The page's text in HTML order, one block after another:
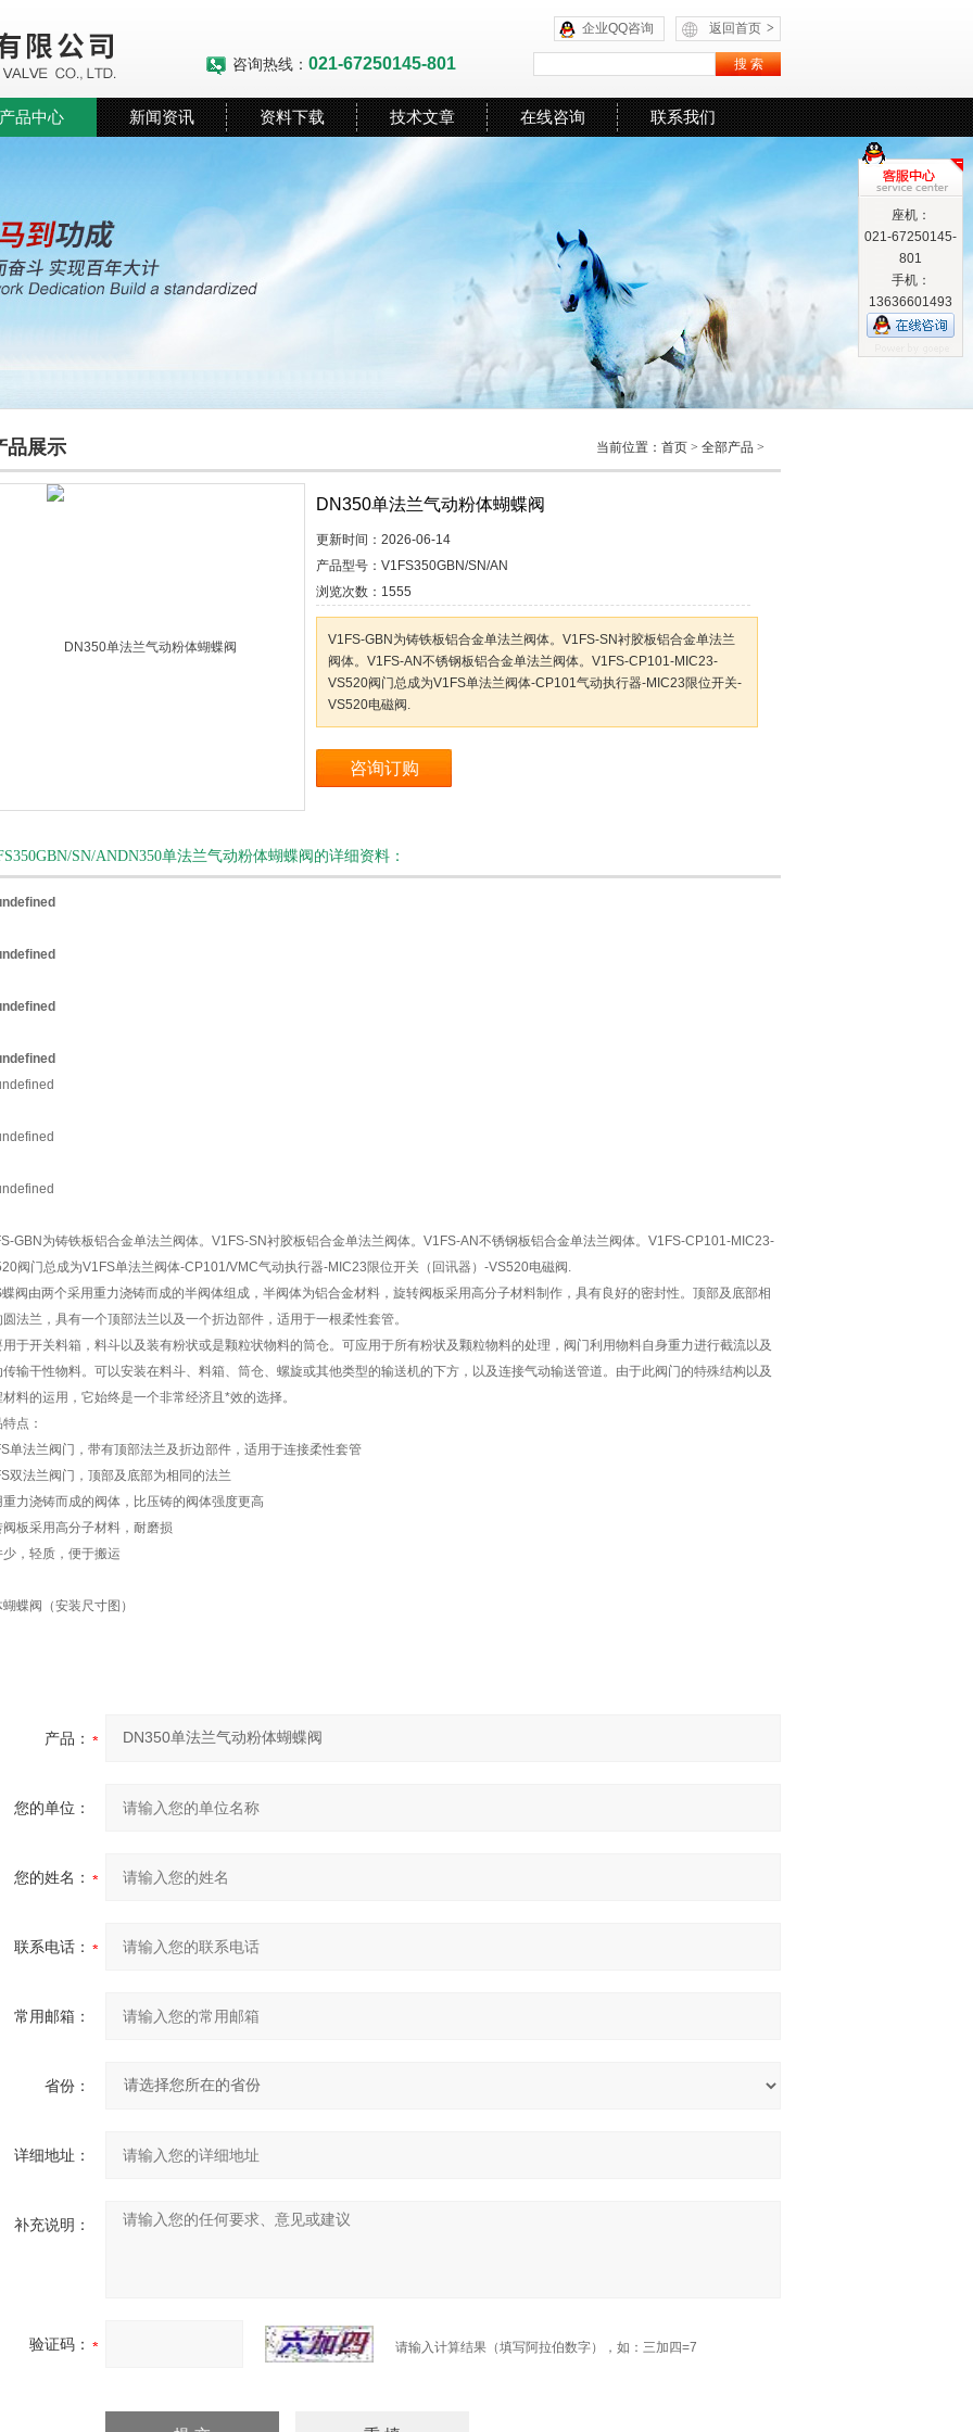
返回首页 >
企业QQ咨询
咨询热线： 021-67250145-801
产品中心 新闻资讯 资料下载 技术文章 在线咨询 联系我们
品展示 当前位置： 首页 > 全部产品 >
DN350单法兰气动粉体蝴蝶阀
更新时间： 2026-06-14
产品型号： V1FS350GBN/SN/AN
浏览次数： 1555
V1FS-GBN为铸铁板铝合金单法兰阀体。V1FS-SN衬胶板铝合金单法兰
阀体。V1FS-AN不锈钢板铝合金单法兰阀体。V1FS-CP101-MIC23-
VS520阀门总成为V1FS单法兰阀体-CP101气动执行器-MIC23限位开关-
VS520电磁阀.
咨询订购
SN/ANDN350单法兰气动粉体蝴蝶阀的详细资料：
GBN为铸铁板铝合金单法兰阀体。V1FS-SN衬胶板铝合金单法兰阀体。V1FS-AN不锈钢板铝合金单法兰阀体。V1FS-CP101-MIC23-
阀门总成为V1FS单法兰阀体-CP101/VMC气动执行器-MIC23限位开关（回讯器）-VS520电磁阀.
阀由两个采用重力浇铸而成的半阀体组成，半阀体为铝合金材料，旋转阀板采用高分子材料制作，具有良好的密封性。顶部及底部相
圆法兰，具有一个顶部法兰以及一个折边部件，适用于一根柔性套管。
用于开关料箱，料斗以及装有粉状或是颗粒状物料的筒仓。可应用于所有粉状及颗粒物料的处理，阀门利用物料自身重力进行截流以及
传输干性物料。可以安装在料斗、料箱、筒仓、螺旋或其他类型的输送机的下方，以及连接气动输送管道。由于此阀门的特殊结构以及
材料的运用，它始终是一个非常经济且*效的选择。
点：
单法兰阀门，带有顶部法兰及折边部件，适用于连接柔性套管
双法兰阀门，顶部及底部为相同的法兰
重力浇铸而成的阀体，比压铸的阀体强度更高
阀板采用高分子材料，耐磨损
少，轻质，便于搬运
蝶阀（安装尺寸图）
产品：
您的单位：
您的姓名：
联系电话：
常用邮箱：
省份：
详细地址：
补充说明：
验证码： 请输入计算结果（填写阿拉伯数字），如：三加四=7
座机：
021-67250145-
801
手机：
13636601493